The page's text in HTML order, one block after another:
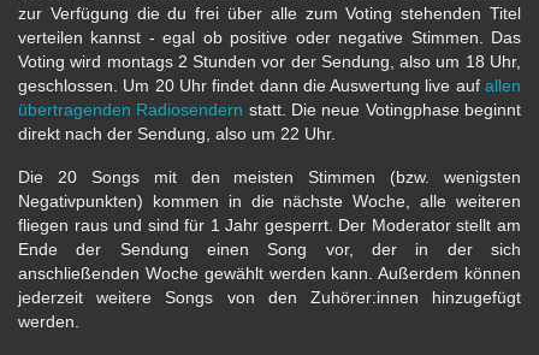
zur Verfügung die du frei über alle zum Voting stehenden Titel
verteilen kannst - egal ob positive oder negative Stimmen. Das
Voting wird montags 2 Stunden vor der Sendung, also um 18 Uhr,
geschlossen. Um 20 Uhr findet dann die Auswertung live auf allen
übertragenden Radiosendern statt. Die neue Votingphase beginnt
direkt nach der Sendung, also um 22 Uhr.
Die 20 Songs mit den meisten Stimmen (bzw. wenigsten
Negativpunkten) kommen in die nächste Woche, alle weiteren
fliegen raus und sind für 1 Jahr gesperrt. Der Moderator stellt am
Ende der Sendung einen Song vor, der in der sich
anschließenden Woche gewählt werden kann. Außerdem können
jederzeit weitere Songs von den Zuhörer:innen hinzugefügt
werden.